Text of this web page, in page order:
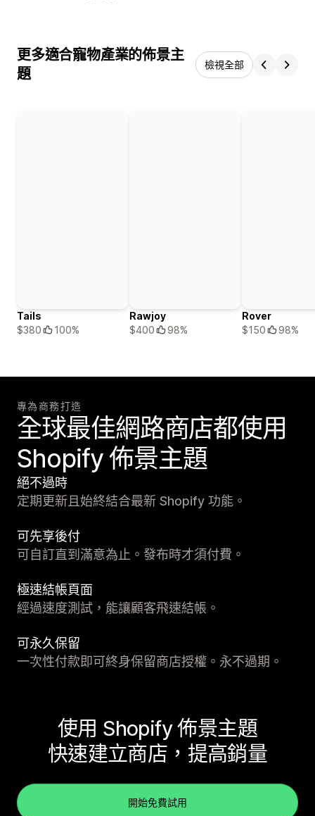
更多適合寵物產業的佈景主
題
檢視全部
Tails
$380
100%
Rawjoy
$400
98%
Rover
$150
98%
專為商務打造
全球最佳網路商店都使用
Shopify 佈景主題
絕不過時
定期更新且始終結合最新 Shopify 功能。
可先享後付
可自訂直到滿意為止。發布時才須付費。
極速結帳頁面
經過速度測試，能讓顧客飛速結帳。
可永久保留
一次性付款即可終身保留商店授權。永不過期。
使用 Shopify 佈景主題
快速建立商店，提高銷量
開始免費試用